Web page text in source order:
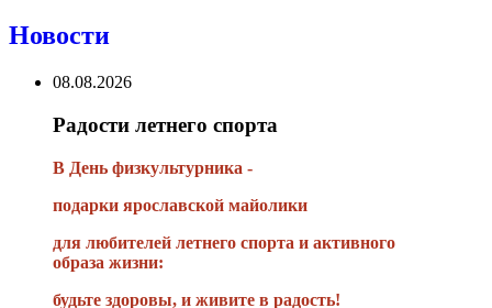
Новости
08.08.2026
Радости летнего спорта
В День физкультурника -
подарки ярославской майолики
для любителей летнего спорта и активного
образа жизни:
будьте здоровы, и живите в радость!